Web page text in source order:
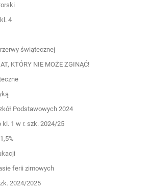
4
świątecznej
KTÓRY NIE MOŻE ZGINĄĆ!
Podstawowych 2024
kl. 1 w r. szk. 2024/25
ferii zimowych
2024/2025